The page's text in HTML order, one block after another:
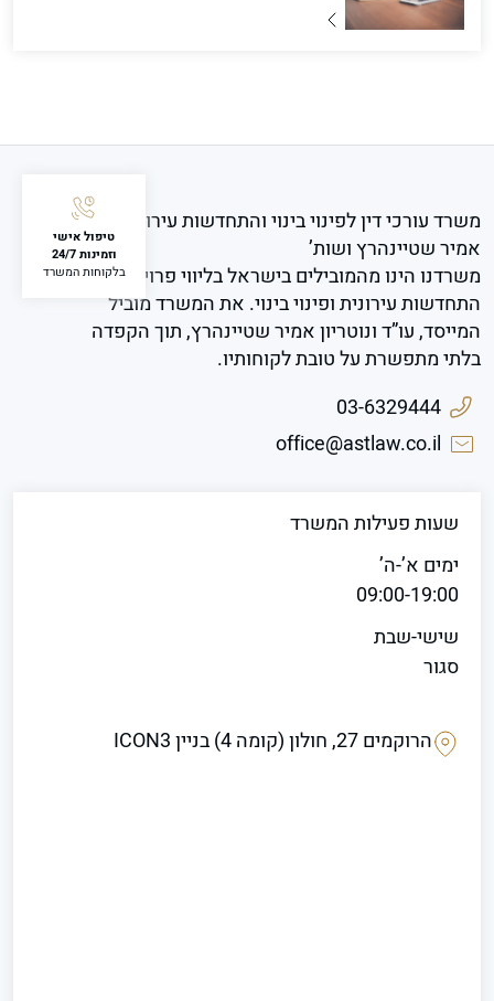
משרד עורכי דין לפינוי בינוי והתחדשות עירונית
אמיר שטיינהרץ ושות’
משרדנו הינו מהמובילים בישראל בליווי פרויקטים של
התחדשות עירונית ופינוי בינוי. את המשרד מוביל
המייסד, עו”ד ונוטריון אמיר שטיינהרץ, תוך הקפדה
בלתי מתפשרת על טובת לקוחותיו.
03-6329444
office@astlaw.co.il
טיפול אישי
וזמינות 24/7
בלקוחות המשרד
שעות פעילות המשרד
ימים א’-ה’
09:00-19:00
שישי-שבת
סגור
הרוקמים 27, חולון (קומה 4) בניין ICON3